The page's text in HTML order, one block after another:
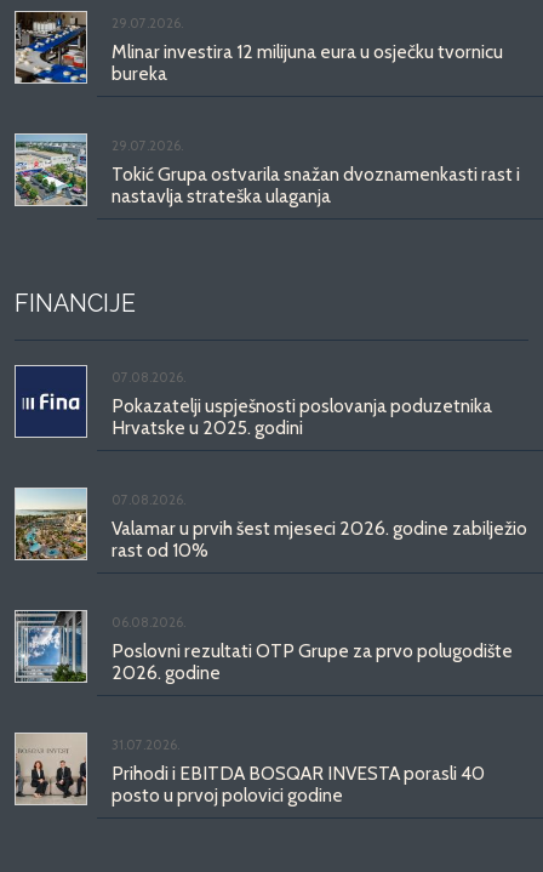
29.07.2026.
Mlinar investira 12 milijuna eura u osječku tvornicu
bureka
29.07.2026.
Tokić Grupa ostvarila snažan dvoznamenkasti rast i
nastavlja strateška ulaganja
FINANCIJE
07.08.2026.
Pokazatelji uspješnosti poslovanja poduzetnika
Hrvatske u 2025. godini
07.08.2026.
Valamar u prvih šest mjeseci 2026. godine zabilježio
rast od 10%
06.08.2026.
Poslovni rezultati OTP Grupe za prvo polugodište
2026. godine
31.07.2026.
Prihodi i EBITDA BOSQAR INVESTA porasli 40
posto u prvoj polovici godine